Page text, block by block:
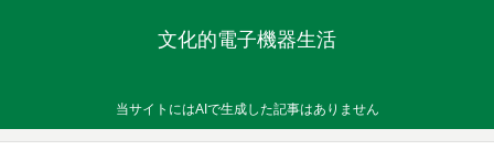
文化的電子機器生活
当サイトにはAIで生成した記事はありません